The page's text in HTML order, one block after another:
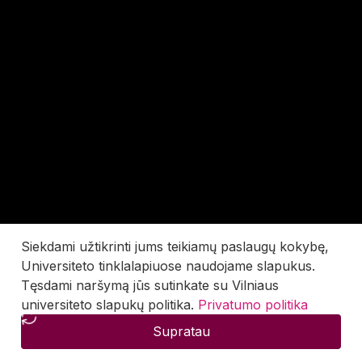
Siekdami užtikrinti jums teikiamų paslaugų kokybę,
Universiteto tinklalapiuose naudojame slapukus.
Tęsdami naršymą jūs sutinkate su Vilniaus
universiteto slapukų politika. Privatumo politika
Supratau